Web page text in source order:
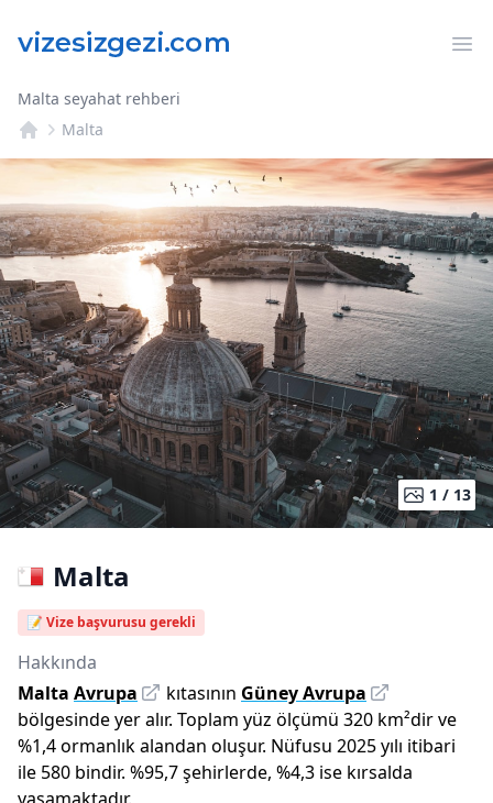
Malta seyahat rehberi
Malta
1 / 13
Malta
📝 Vize başvurusu gerekli
Hakkında
Malta Avrupa kıtasının Güney Avrupa
bölgesinde yer alır. Toplam yüz ölçümü 320 km²dirve
%1,4ormanlık alandan oluşur. Nüfusu 2025yılı itibari
ile 580 bindir. %95,7şehirlerde, %4,3 ise kırsalda